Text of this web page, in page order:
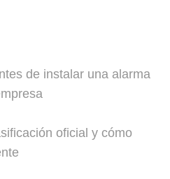
de instalar una alarma
oficial y cómo